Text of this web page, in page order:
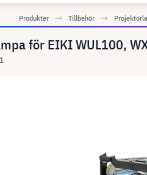
Produkter Tillbehör
för EIKI WUL100,